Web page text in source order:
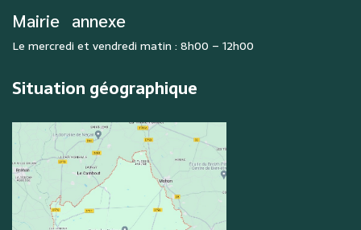
Mairie annexe
Le mercredi et vendredi matin : 8h00 – 12h00
Situation géographique